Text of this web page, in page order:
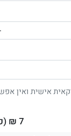
אישית ואין
7
₪